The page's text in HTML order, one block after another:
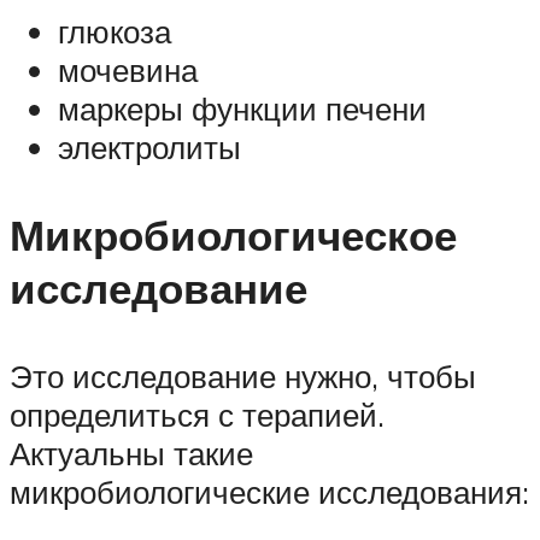
глюкоза
мочевина
маркеры функции печени
электролиты
Микробиологическое
исследование
Это исследование нужно, чтобы
определиться с терапией.
Актуальны такие
микробиологические исследования: